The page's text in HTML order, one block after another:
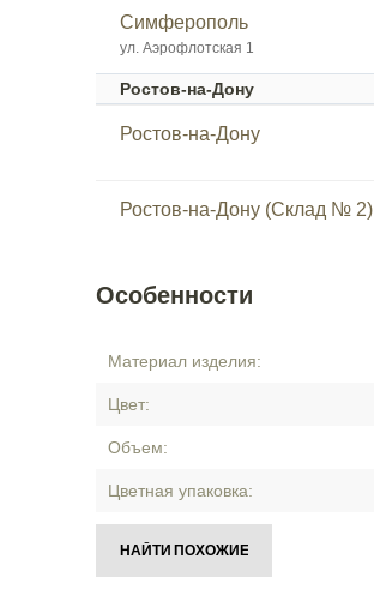
Симферополь
ул. Аэрофлотская 1
Ростов-на-Дону
Ростов-на-Дону
Ростов-на-Дону (Склад № 2)
Особенности
Материал изделия:
Цвет:
Объем:
Цветная упаковка:
НАЙТИ ПОХОЖИЕ